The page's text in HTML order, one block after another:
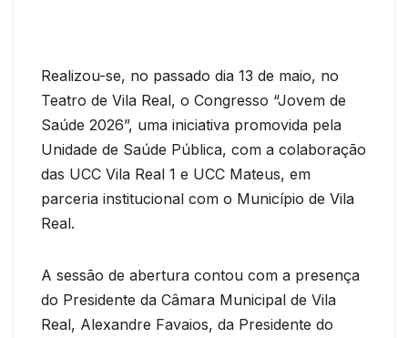
Realizou-se, no passado dia 13 de maio, no
Teatro de Vila Real, o Congresso “Jovem de
Saúde 2026”, uma iniciativa promovida pela
Unidade de Saúde Pública, com a colaboração
das UCC Vila Real 1 e UCC Mateus, em
parceria institucional com o Município de Vila
Real.
A sessão de abertura contou com a presença
do Presidente da Câmara Municipal de Vila
Real, Alexandre Favaios, da Presidente do